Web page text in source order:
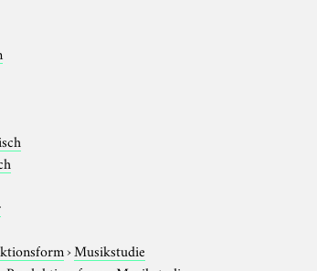
›Musikstudie